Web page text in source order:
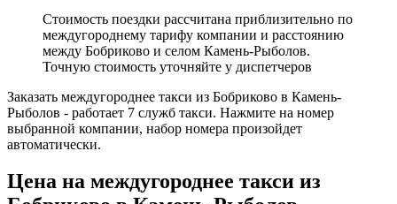
Стоимость поездки рассчитана приблизительно по
междугороднему тарифу компании и расстоянию
между Бобриково и селом Камень-Рыболов.
Точную стоимость уточняйте у диспетчеров
Заказать междугороднее такси из Бобриково в Камень-
Рыболов - работает 7 служб такси. Нажмите на номер
выбранной компании, набор номера произойдет
автоматически.
Цена на междугороднее такси из